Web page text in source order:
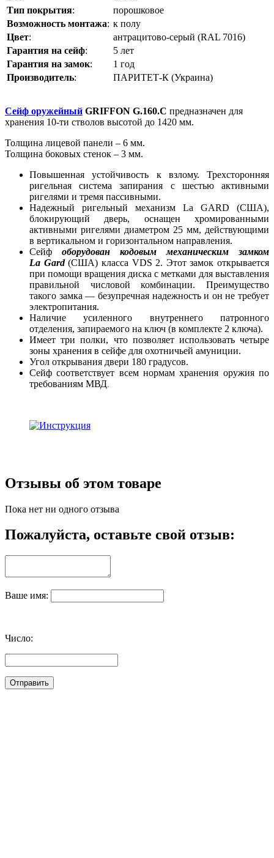
Тип покрытия:
порошковое
Возможность монтажа: к полу
Цвет:
антрацитово-серый (RAL 7016)
Гарантия на сейф:
5 лет
Гарантия на замок:
1 год
Производитель: ПАРИТЕТ-К (Украина)
Сейф оружейный GRIFFON G.160.С предназначен для
хранения 10-ти стволов высотой до 1420 мм.
Толщина лицевой панели – 6 мм.
Толщина боковых стенок – 3 мм.
Повышенная устойчивость к взлому. Трехсторонняя
ригельная система запирания с шестью активными
ригелями и тремя пассивными.
Надежный ригельный механизм La GARD (США),
блокирующий дверь, оснащен хромированными
активными ригелями диаметром 25 мм, действующими
в вертикальном и горизонтальном направления.
Сейф оборудован кодовым механическим замком
La Gard (США) класса VDS 2. Этот замок открывается
при помощи вращения диска с метками для выставления
правильной числовой комбинации. Преимущество
такого замка — безупречная надежность и он не требует
электропитания.
Наличие усиленного внутреннего патронного
отделения, запираемого на ключ (в комплекте 2 ключа).
Имеет три полки, что позволяет использовать четыре
зоны хранения в сейфе для охотничьей амуниции.
Угол открывания двери 180 градусов.
Сейф соответствует всем нормам хранения оружия по
требованиям МВД
Отзывы об этом товаре
Пока нет ни одного отзыва
Пожалуйста, оставьте свой отзыв:
Ваше имя:
Число: